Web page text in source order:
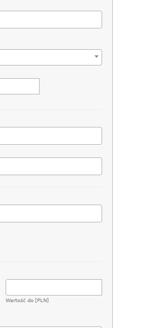
Wartość do [PLN]